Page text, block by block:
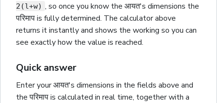
2(l+w) ,so once you know theआयत's dimensions the
परिमापis fully determined. The calculator above
returns it instantly and shows the working so you can
see exactly how the value is reached.
Quick answer
Enter yourआयत's dimensions in the fields above and
theपरिमापis calculated in real time, together with a